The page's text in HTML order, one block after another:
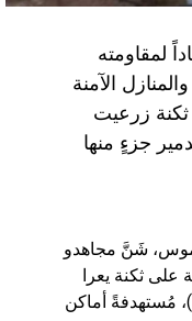
لمقاومته
الآمنة
وخصوصاً في بلدة باتوليه، استهدف مجاهدو المقاومة الإسلامية يوم الاثنين 19-8-2024 ثكنة زرعيت
جزءٍ منها
شَنَّ مجاهدو
على ثكنة يعرا
مُستهدفةً أماكن